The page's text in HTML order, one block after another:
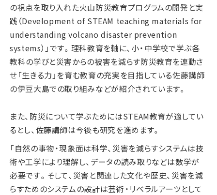
の視点を取り入れた火山防災教育プログラムの開発と実
践（Development of STEAM teaching materials for
understanding volcano disaster prevention
systems）」です。理科教育を軸に、小・中学校で学ぶ各
教科の学びと災害からの被害を減らす防災教育を連動さ
せ「生きる力」を育む教育の充実を目指している佐藤講師
の伊豆大島での取り組みなどが紹介されています。
また、防災について学ぶためにはSTEAM教育が適してい
るとし、佐藤講師は今後も研究を進めます。
「自然の事物・現象面は科学、災害を減らすシステムは技
術や工学により理解し、データの読み取りなどは数学が
必要です。そして、災害と関連した文化や歴史、災害を減
らすためのシステムの設計は芸術・リベラルアーツとして